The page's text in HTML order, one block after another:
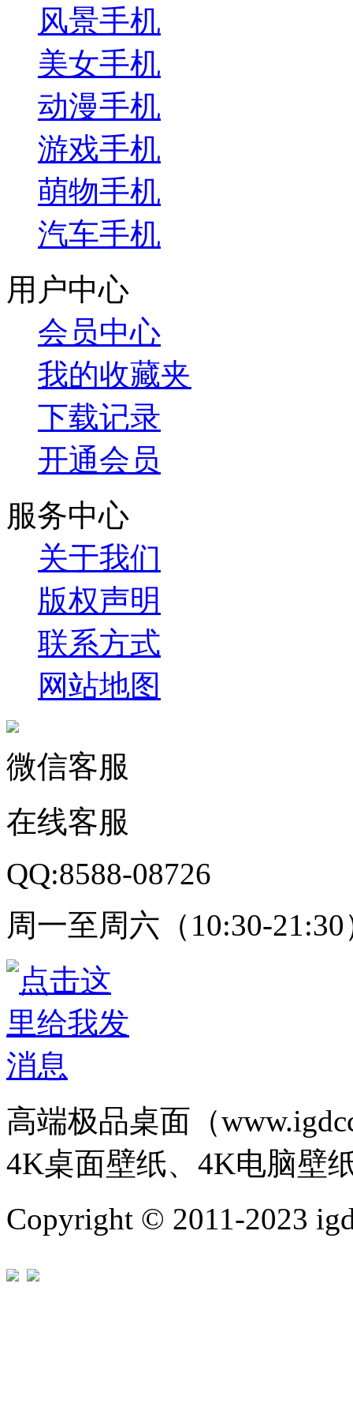
风景手机
美女手机
动漫手机
游戏手机
萌物手机
汽车手机
用户中心
会员中心
我的收藏夹
下载记录
开通会员
服务中心
关于我们
版权声明
联系方式
网站地图
微信客服
在线客服
QQ:8588-08726
周一至周六（10:30-21:30
高端极品桌面（
4K桌面壁纸、4K电脑壁
Copyright © 2011-2023